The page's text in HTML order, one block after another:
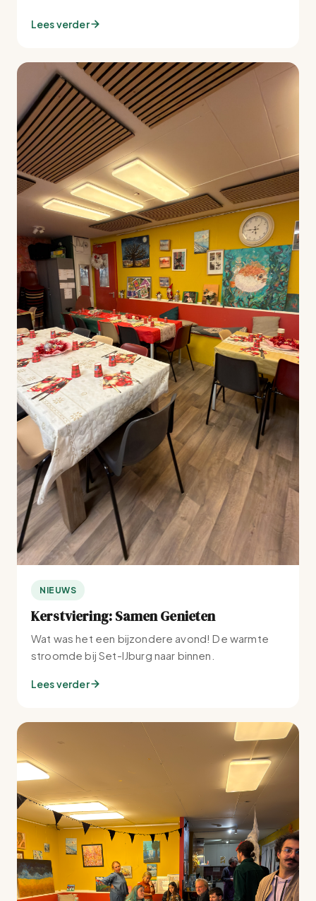
Lees verder
NIEUWS
Kerstviering: Samen Genieten
Wat was het een bijzondere avond! De warmte
stroomde bij Set-IJburg naar binnen.
Lees verder